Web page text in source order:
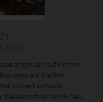
artgerecht auf Farmen
auf. Ernährt
Landwirte
ballaststoffreichem Futter.